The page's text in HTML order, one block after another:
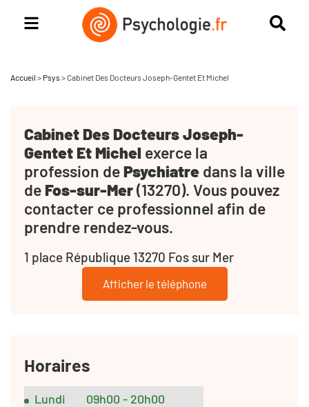
Accueil > Psys >Cabinet Des Docteurs Joseph-Gentet Et Michel
Cabinet Des Docteurs Joseph-
Gentet Et Michel exerce la
profession dePsychiatre dans la ville
de Fos-sur-Mer(13270). Vous pouvez
contacter ce professionnel afin de
prendre rendez-vous.
1 place République 13270 Fos sur Mer
Afficher le téléphone
Horaires
Lundi
09h00 - 20h00